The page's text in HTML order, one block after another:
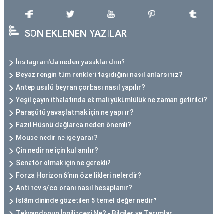
SON EKLENEN YAZILAR
İnstagram'da neden yasaklandım?
Beyaz rengin tüm renkleri taşıdığını nasıl anlarsınız?
Antep usulü beyran çorbası nasıl yapılır?
Yeşil çayın ithalatında ek mali yükümlülük ne zaman getirildi?
Paraşütü yavaşlatmak için ne yapılır?
Fazıl Hüsnü dağlarca neden önemli?
Mouse nedir ne işe yarar?
Çin nedir ne için kullanılır?
Senatör olmak için ne gerekli?
Forza Horizon 6’nın özellikleri nelerdir?
Anti hcv s/co oranı nasıl hesaplanır?
İslâm dininde gözetilen 5 temel değer nedir?